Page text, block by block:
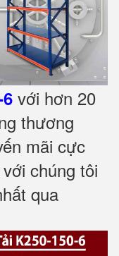
với hơn 20
thương
mãi cực
chúng tôi
qua